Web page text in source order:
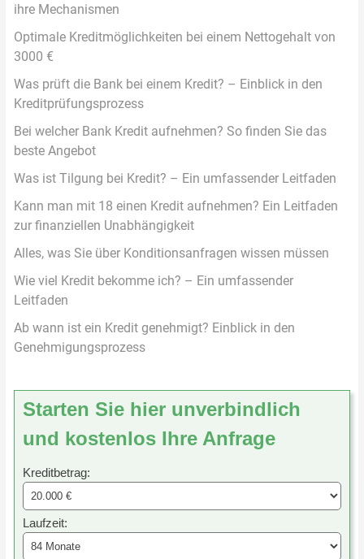
ihre Mechanismen
Optimale Kreditmöglichkeiten bei einem Nettogehalt von
3000 €
Was prüft die Bank bei einem Kredit? – Einblick in den
Kreditprüfungsprozess
Bei welcher Bank Kredit aufnehmen? So finden Sie das
beste Angebot
Was ist Tilgung bei Kredit? – Ein umfassender Leitfaden
Kann man mit 18 einen Kredit aufnehmen? Ein Leitfaden
zur finanziellen Unabhängigkeit
Alles, was Sie über Konditionsanfragen wissen müssen
Wie viel Kredit bekomme ich? – Ein umfassender
Leitfaden
Ab wann ist ein Kredit genehmigt? Einblick in den
Genehmigungsprozess
Starten Sie hier unverbindlich
und kostenlos Ihre Anfrage
Kreditbetrag:
Laufzeit: